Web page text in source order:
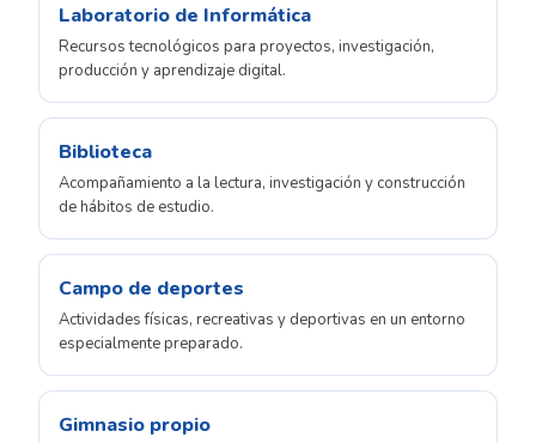
Laboratorio de Informática
Recursos tecnológicos para proyectos, investigación,
producción y aprendizaje digital.
Biblioteca
Acompañamiento a la lectura, investigación y construcción
de hábitos de estudio.
Campo de deportes
Actividades físicas, recreativas y deportivas en un entorno
especialmente preparado.
Gimnasio propio